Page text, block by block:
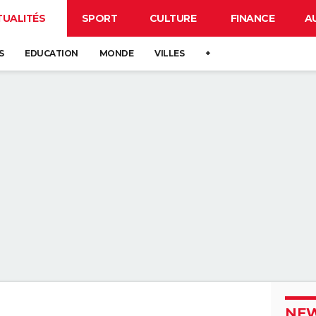
SPORT CULTURE FINANCE
EDUCATION MONDE VILLES +